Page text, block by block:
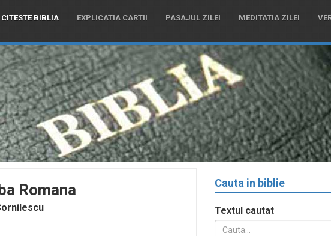
CITESTE BIBLIA EXPLICATIA CARTII PASAJUL ZILEI MEDITATIA ZILEI
Romana Cauta in biblie
Textul cautat